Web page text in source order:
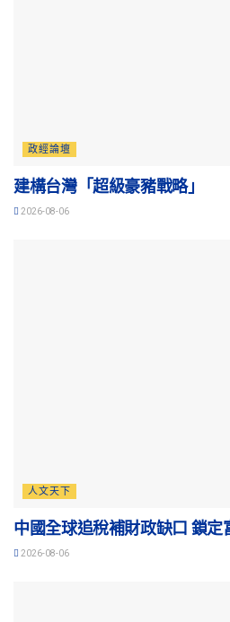
政經論壇
建構台灣「超級豪豬戰略」
2026-08-06
人文天下
中國全球追稅補財政缺口 鎖定
2026-08-06